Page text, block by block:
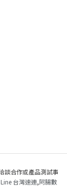
談合作或產品測試事
台灣速連,阿腸數